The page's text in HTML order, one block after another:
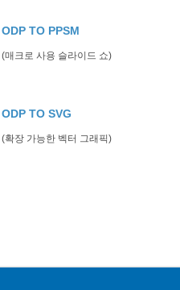
ODP TO PPSM
(매크로 사용 슬라이드 쇼)
ODP TO SVG
(확장 가능한 벡터 그래픽)